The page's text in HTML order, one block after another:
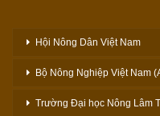
Hội Nông Dân Việt Nam
Bộ Nông Nghiệp Việt Nam
Trường Đại học Nông Lâm